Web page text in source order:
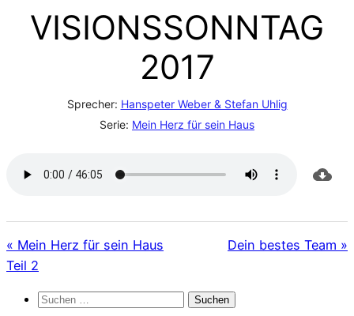
VISIONSSONNTAG
2017
Sprecher: Hanspeter Weber & Stefan Uhlig
Serie: Mein Herz für sein Haus
« Mein Herz für sein Haus
Teil 2
Dein bestes Team »
Suchen